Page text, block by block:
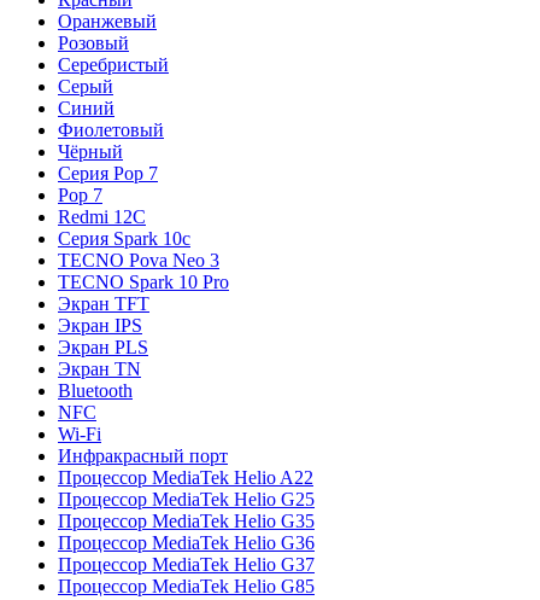
Оранжевый
Розовый
Серебристый
Серый
Синий
Фиолетовый
Чёрный
Серия Pop 7
Pop 7
Redmi 12C
Серия Spark 10c
TECNO Pova Neo 3
TECNO Spark 10 Pro
Экран TFT
Экран IPS
Экран PLS
Экран TN
Bluetooth
NFC
Wi-Fi
Инфракрасный порт
Процессор MediaTek Helio A22
Процессор MediaTek Helio G25
Процессор MediaTek Helio G35
Процессор MediaTek Helio G36
Процессор MediaTek Helio G37
Процессор MediaTek Helio G85